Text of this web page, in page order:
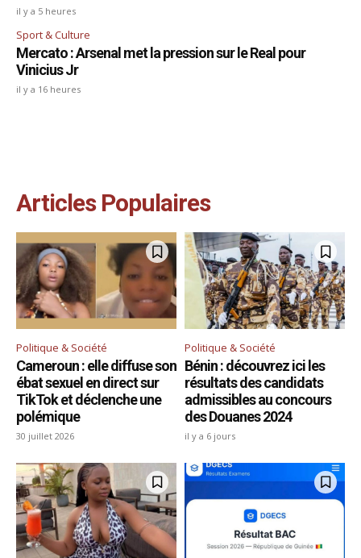
il y a 5 heures
Sport & Culture
Mercato : Arsenal met la pression sur le Real pour
Vinicius Jr
il y a 16 heures
Articles Populaires
Politique & Société
Cameroun : elle diffuse son
ébat sexuel en direct sur
TikTok et déclenche une
polémique
30 juillet 2026
Politique & Société
Bénin : découvrez ici les
résultats des candidats
admissibles au concours
des Douanes 2024
il y a 6 jours